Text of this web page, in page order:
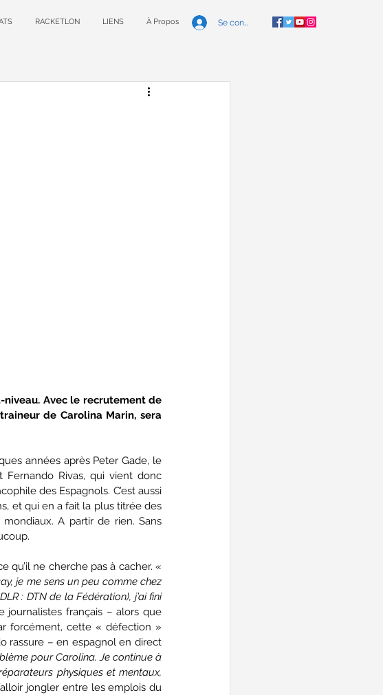
RACKETLON LIENS À Propos Se connecter
niveau. Avec le recrutement de
de Carolina Marin, sera
années après Peter Gade, le
Fernando Rivas, qui vient donc
des Espagnols. C’est aussi
et qui en a fait la plus titrée des
A partir de rien. Sans
je me sens un peu comme chez
: DTN de la Fédération), j’ai fini
français – alors que
forcément, cette « défection »
rassure – en espagnol en direct
pour Carolina. Je continue à
physiques et mentaux,
jongler entre les emplois du